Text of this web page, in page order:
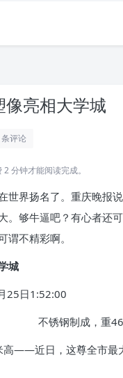
亮相大学城
评论
分钟才能阅读完成。
世界扬名了。重庆晚报
。够牛逼吧？有心者还
不精彩啊。
城
25日1:52:00
不锈钢制成，重46
近日，这尊全市最大